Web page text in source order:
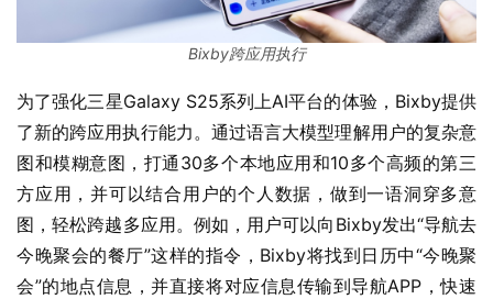
Bixby跨应用执行
为了强化三星Galaxy S25系列上AI平台的体验，Bixby提供
了新的跨应用执行能力。通过语言大模型理解用户的复杂意
图和模糊意图，打通30多个本地应用和10多个高频的第三
方应用，并可以结合用户的个人数据，做到一语洞穿多意
图，轻松跨越多应用。例如，用户可以向Bixby发出“导航去
今晚聚会的餐厅”这样的指令，Bixby将找到日历中“今晚聚
会”的地点信息，并直接将对应信息传输到导航APP，快速